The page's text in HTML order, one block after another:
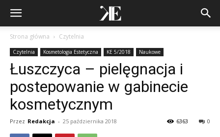
Strona główna Czytelnia
Czytelnia Kosmetologia Estetyczna KE 5/2018 Naukowe
Łuszczyca – pielęgnacja i
postepowanie w gabinecie
kosmetycznym
Przez Redakcja - 25 października 2018 0
6363